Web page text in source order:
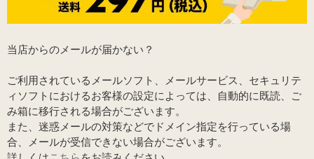
当店からのメールが届かない？
ご利用されているメールソフト、メールサービス、セキュリテ
ィソフトにおけるお客様の設定によっては、自動的に既読、ご
み箱に移行される場合がございます。
また、迷惑メールの対策などでドメイン指定を行っている場
合、メールが受信できない場合がございます。